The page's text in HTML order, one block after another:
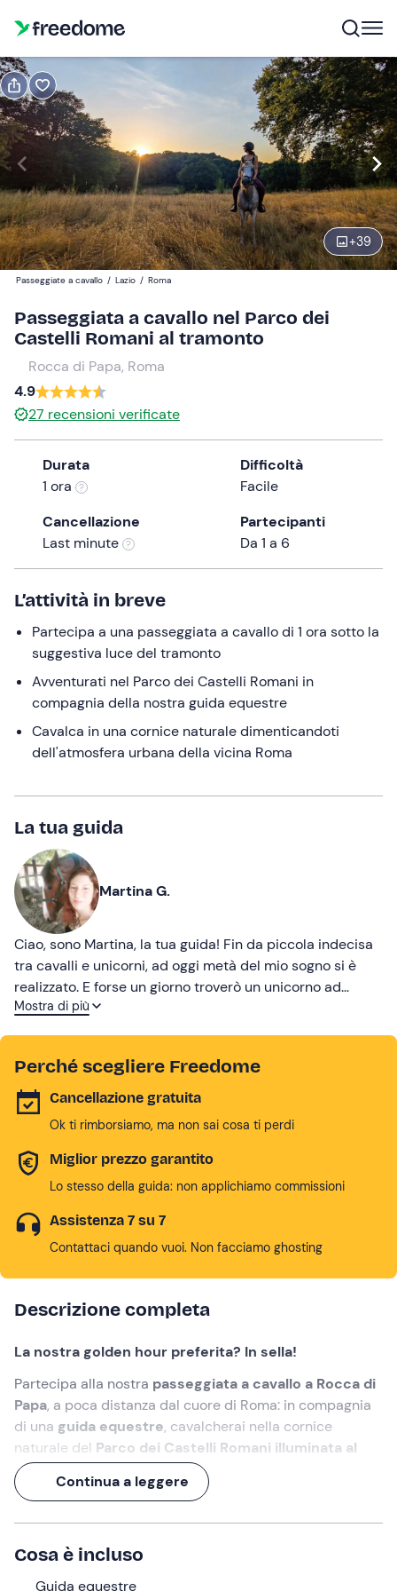
+39
Prenota Regala
Navigate
forward
to
interact
with
the
calendar
and
select
date.
Press
the
question
mark
keyboard
shortcuts
for
changing
dates.
Modifica
20:00 Modifica
Partecipanti
35 €
1
Passeggiate a cavallo / Lazio / Roma
Passeggiata a cavallo nel Parco dei
Castelli Romani al tramonto
Rocca di Papa, Roma
4.9
27 recensioni verificate
Durata
1 ora
Difficoltà
Facile
Cancellazione
Last minute
Partecipanti
Da 1 a 6
L’attività in breve
Partecipa a una passeggiata a cavallo di 1 ora sotto la
suggestiva luce del tramonto
Avventurati nel Parco dei Castelli Romani in
compagnia della nostra guida equestre
Cavalca in una cornice naturale dimenticandoti
dell'atmosfera urbana della vicina Roma
La tua guida
Martina G.
Ciao, sono Martina, la tua guida! Fin da piccola indecisa
tra cavalli e unicorni, ad oggi metà del mio sogno si è
realizzato. E forse un giorno troverò un unicorno ad
aspettarmi nel bosco, ma nel frattempo cavalchiamo
Mostra di più
Perché scegliere Freedome
Cancellazione gratuita
Ok ti rimborsiamo, ma non sai cosa ti perdi
Miglior prezzo garantito
Lo stesso della guida: non applichiamo commissioni
Assistenza 7 su 7
Contattaci quando vuoi. Non facciamo ghosting
Descrizione completa
La nostra golden hour preferita? In sella!
Partecipa alla nostra passeggiata a cavallo a Rocca di
Papa, a poca distanza dal cuore di Roma: in compagnia
di una guida equestre, cavalcherai nella cornice
naturale del Parco dei Castelli Romani illuminata al
tramonto.
Un'esperienza di 1 ora, nonché la migliore conclusione
di giornata!
Cosa faremo
Continua a leggere
Cosa è incluso
Guida equestre